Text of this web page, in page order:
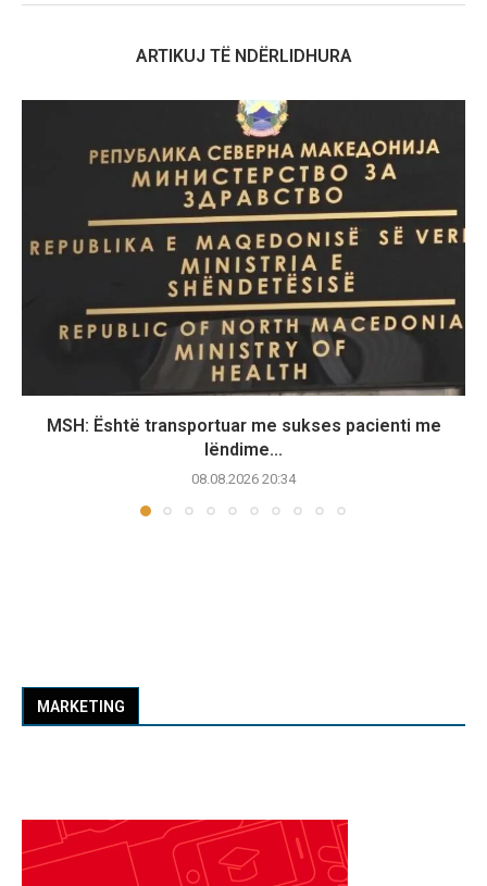
ARTIKUJ TË NDËRLIDHURA
MSH: Është transportuar me sukses pacienti me
lëndime...
08.08.2026 20:34
MARKETING